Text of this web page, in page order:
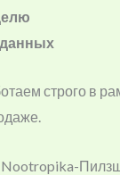
строго в
Nootropika-